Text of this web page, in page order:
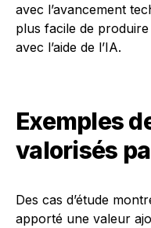
avec l’avancement
plus facile de
avec l’aide de l’IA.
Exemples
valorisés
Des cas d’étude
apporté une valeur